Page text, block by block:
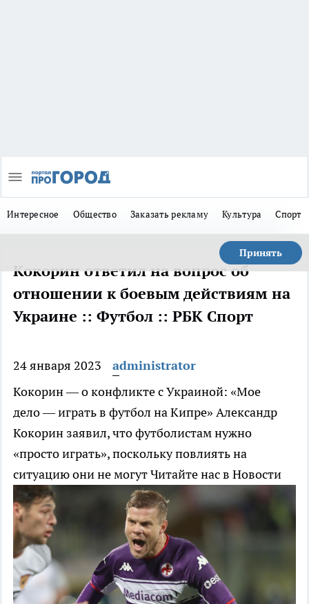
Интересное Общество Заказать рекламу Культура Спорт
Принять
Кокорин ответил на вопрос об
отношении к боевым действиям на
Украине :: Футбол :: РБК Спорт
24 января 2023
administrator
Кокорин — о конфликте с Украиной: «Мое
дело — играть в футбол на Кипре» Александр
Кокорин заявил, что футболистам нужно
«просто играть», поскольку повлиять на
ситуацию они не могутЧитайте нас в Новости